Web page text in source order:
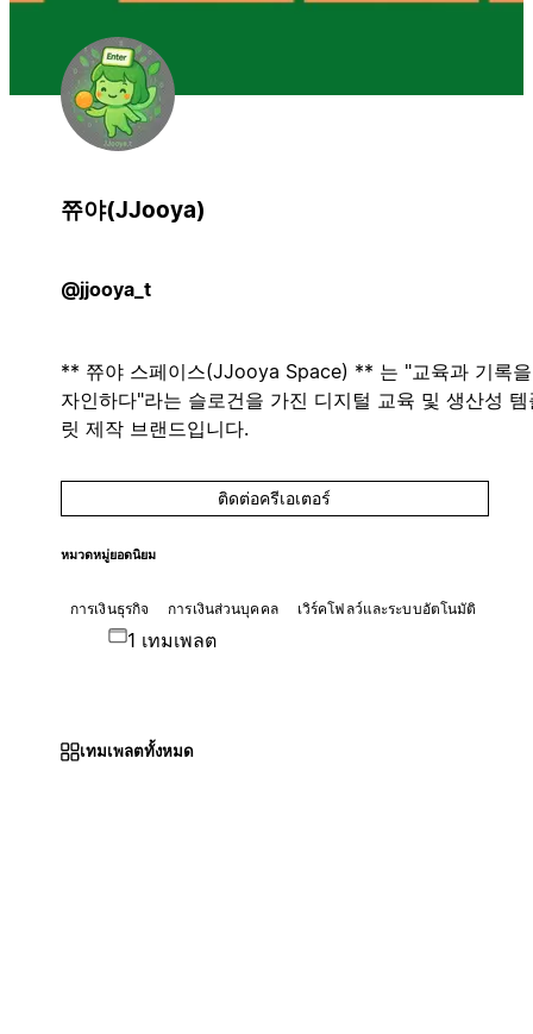
쮸야(JJooya)
@jjooya_t
** 쮸야 스페이스(JJooya Space) ** 는 "교육과 기록
자인하다"라는 슬로건을 가진 디지털 교육 및 생산성 템
릿 제작 브랜드입니다.
ติดต่อครีเอเตอร์
หมวดหมู่ยอดนิยม
การเงินธุรกิจ การเงินส่วนบุคคล เวิร์คโฟลว์และระบบอัตโนมัติ
1 เทมเพลต
เทมเพลตทั้งหมด